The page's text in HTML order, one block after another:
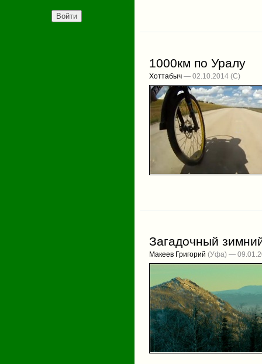
1000км по Уралу
Хоттабыч — 02.10.2014
Загадочный
Макеев Григорий (Уфа) —